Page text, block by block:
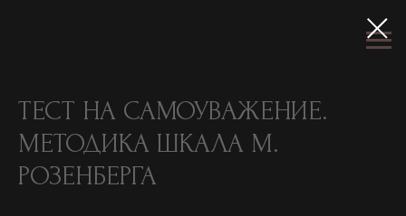
ТЕСТ НА САМОУВАЖЕНИЕ.
МЕТОДИКА ШКАЛА М.
РОЗЕНБЕРГА